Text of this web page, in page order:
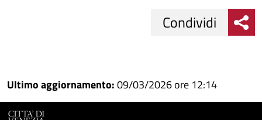
su
Facebook
Condividi
su
Condividi
Condividi
Ultimo aggiornamento:09/03/2026 ore 12:14